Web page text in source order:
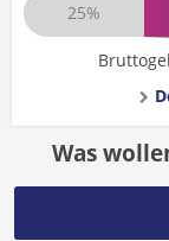
25%
Was